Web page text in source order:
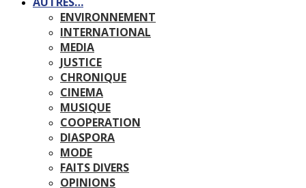
ENVIRONNEMENT
INTERNATIONAL
MEDIA
JUSTICE
CHRONIQUE
CINEMA
MUSIQUE
COOPERATION
DIASPORA
MODE
FAITS DIVERS
OPINIONS